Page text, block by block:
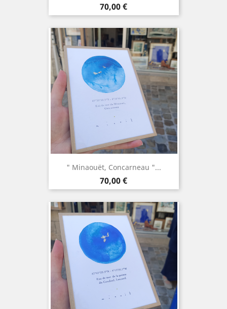
Prix
70,00 €
" Minaouët, Concarneau "...
Prix
70,00 €